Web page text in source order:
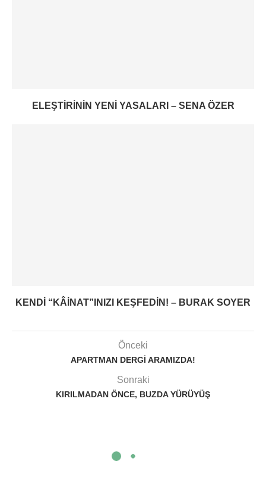
ELEŞTIRININ YENI YASALARI – SENA ÖZER
KENDI “KÂINAT”INIZI KEŞFEDIN! – BURAK SOYER
Önceki
APARTMAN DERGI ARAMIZDA!
Sonraki
KIRILMADAN ÖNCE, BUZDA YÜRÜYÜŞ